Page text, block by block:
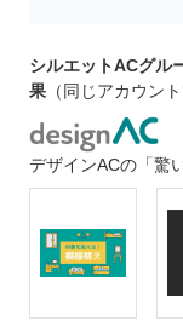
シルエットACグル
果 （同じアカウン
デザインACの「驚